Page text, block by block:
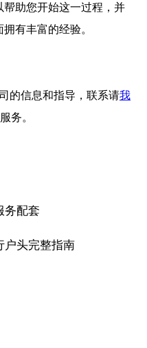
助您开始这一过程，并
有丰富的经验。
的信息和指导 ，联系请我
务。
务配套
户头完整指南